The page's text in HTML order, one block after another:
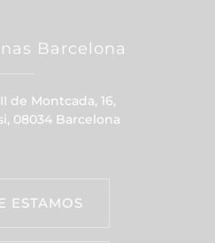
Barcelona
de Montcada, 16,
08034 Barcelona
ESTAMOS